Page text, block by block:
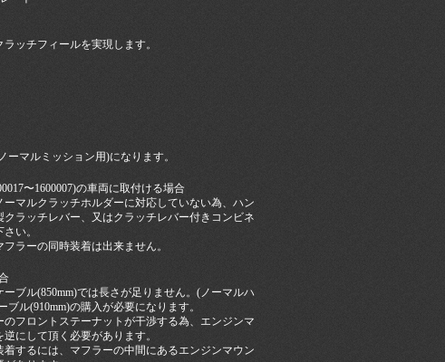
ッチフィールを実現します。
ーマルミッション用)になります。
〜1600007)の車両に取付ける場合
マルクラッチホルダーに対応していない為、ハン
クラッチレバー、又はクラッチレバー付きコンビネ
さい。
ラーの同時装着は出来ません。
ブル(850mm)では長さが足りません。(ノーマルハ
ル(910mm)の購入が必要になります。
フロントステーナットが干渉する為、エンジンマ
にして頂く必要があります。
着するには、マフラーの中間にあるエンジンマウン